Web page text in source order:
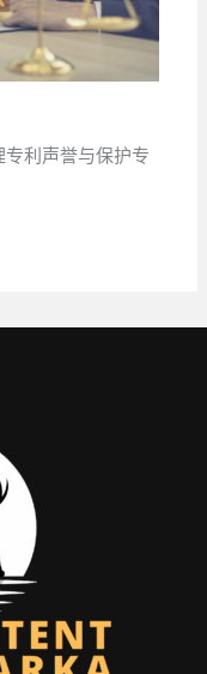
利声誉与保护专